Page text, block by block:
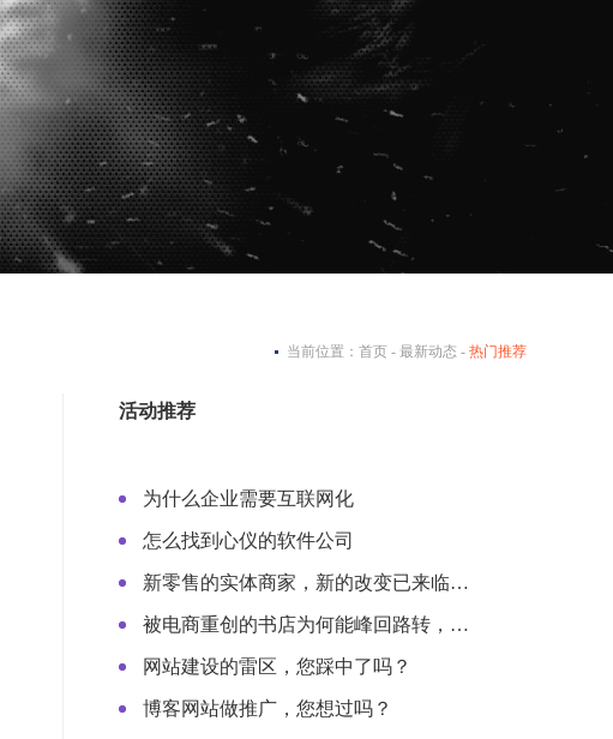
当前位置： 首页 - 最新动态 - 热门推荐
活动推荐
为什么企业需要互联网化
怎么找到心仪的软件公司
新零售的实体商家，新的改变已来临…
被电商重创的书店为何能峰回路转，…
网站建设的雷区，您踩中了吗？
博客网站做推广，您想过吗？